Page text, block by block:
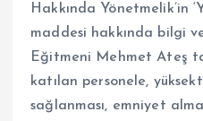
Hakkında Yönetmelik’in
maddesi hakkında bilgi
Eğitmeni Mehmet Ateş
katılan personele,
sağlanması, emniyet